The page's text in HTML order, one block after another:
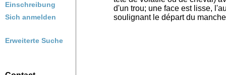
Einschreibung
Sich anmelden
Erweiterte Suche
d'un trou; une face est lisse,
soulignant le départ du